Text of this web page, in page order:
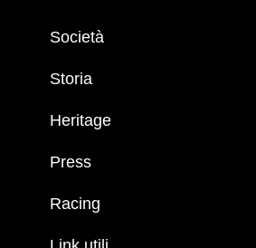
Società
Storia
Heritage
Press
Racing